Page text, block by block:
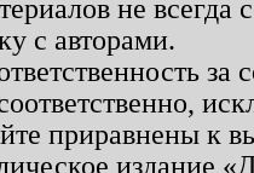
не
с авторами.
приравнены к
издание